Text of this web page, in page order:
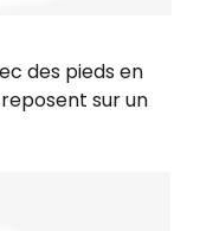
des pieds en
sur un